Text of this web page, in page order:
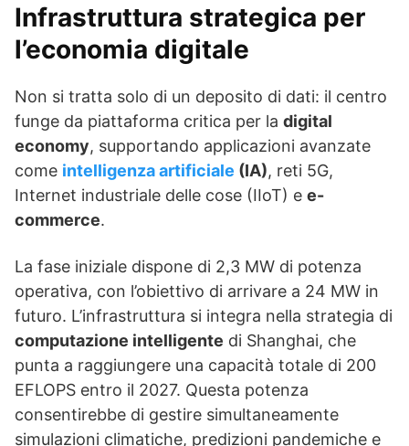
Infrastruttura strategica per
l’economia digitale
Non si tratta solo di un deposito di dati: il centro
funge da piattaforma critica per la digital
economy, supportando applicazioni avanzate
come intelligenza artificiale (IA), reti 5G,
Internet industriale delle cose (IIoT) e e-
commerce.
La fase iniziale dispone di 2,3 MW di potenza
operativa, con l’obiettivo di arrivare a 24 MW in
futuro. L’infrastruttura si integra nella strategia di
computazione intelligente di Shanghai, che
punta a raggiungere una capacità totale di 200
EFLOPS entro il 2027. Questa potenza
consentirebbe di gestire simultaneamente
simulazioni climatiche, predizioni pandemiche e